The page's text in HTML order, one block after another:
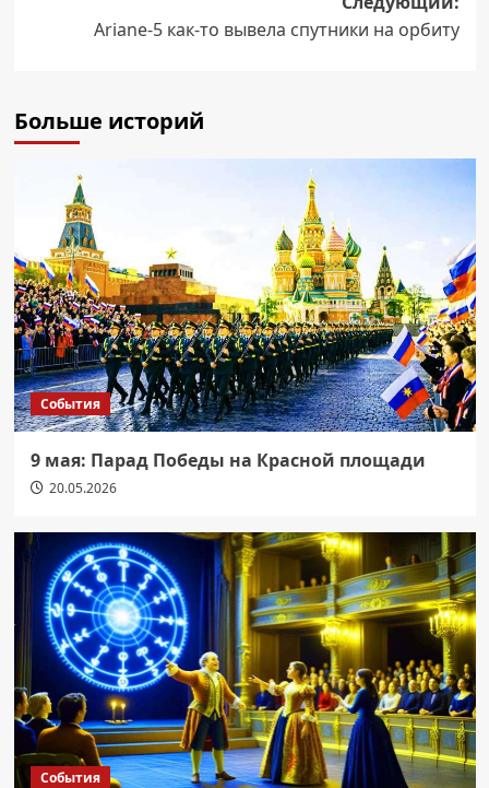
Ariane-5 как-то вывела спутники на орбиту
Больше историй
События
9 мая: Парад Победы на Красной площади
20.05.2026
События